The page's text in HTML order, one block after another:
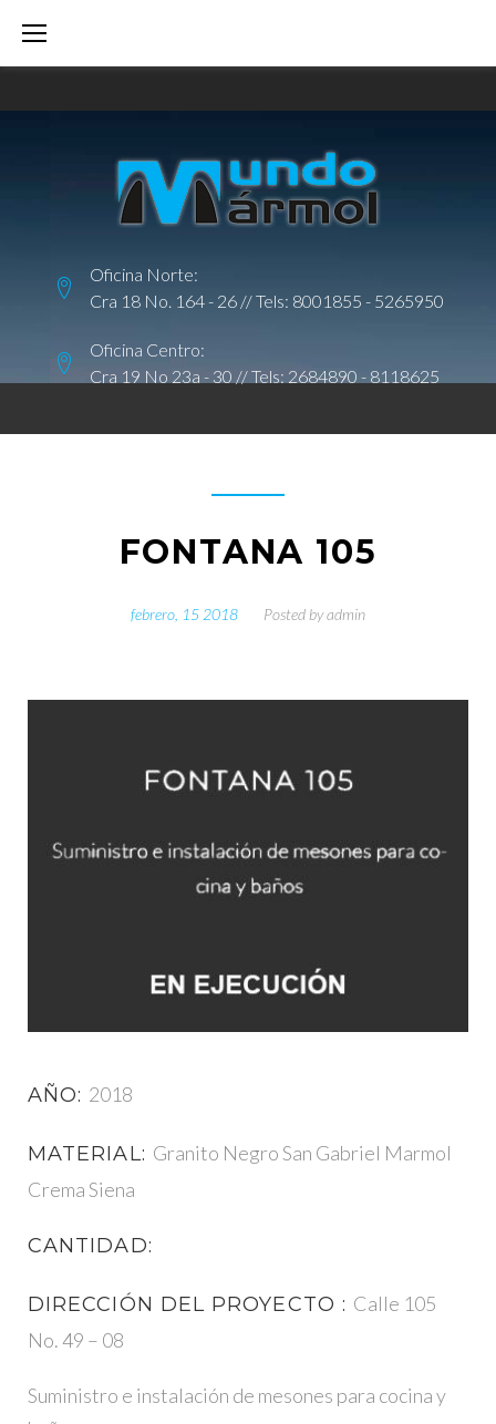
p
n
Oficina Norte:
Cra 18 No. 164 - 26 // Tels: 8001855 - 5265950
Oficina Centro:
Cra 19 No 23a - 30 // Tels: 2684890 - 8118625
FONTANA 105
febrero, 15 2018 Posted byadmin
AÑO: 2018
MATERIAL: Granito Negro San Gabriel Marmol
Crema Siena
CANTIDAD:
DIRECCIÓN DEL PROYECTO : Calle 105
No. 49 – 08
Suministro e instalación de mesones para cocina y